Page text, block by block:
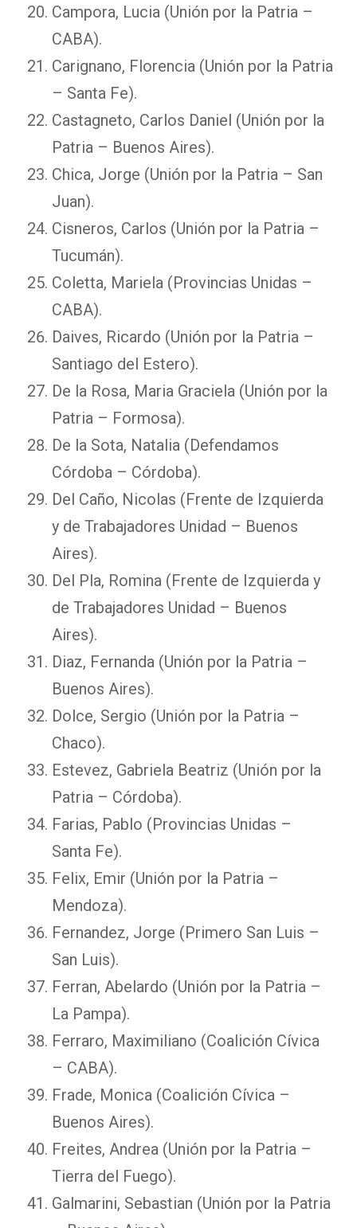
Campora, Lucia (Unión por la Patria –
CABA).
Carignano, Florencia (Unión por la Patria
– Santa Fe).
Castagneto, Carlos Daniel (Unión por la
Patria – Buenos Aires).
Chica, Jorge (Unión por la Patria – San
Juan).
Cisneros, Carlos (Unión por la Patria –
Tucumán).
Coletta, Mariela (Provincias Unidas –
CABA).
Daives, Ricardo (Unión por la Patria –
Santiago del Estero).
De la Rosa, Maria Graciela (Unión por la
Patria – Formosa).
De la Sota, Natalia (Defendamos
Córdoba – Córdoba).
Del Caño, Nicolas (Frente de Izquierda
y de Trabajadores Unidad – Buenos
Aires).
Del Pla, Romina (Frente de Izquierda y
de Trabajadores Unidad – Buenos
Aires).
Diaz, Fernanda (Unión por la Patria –
Buenos Aires).
Dolce, Sergio (Unión por la Patria –
Chaco).
Estevez, Gabriela Beatriz (Unión por la
Patria – Córdoba).
Farias, Pablo (Provincias Unidas –
Santa Fe).
Felix, Emir (Unión por la Patria –
Mendoza).
Fernandez, Jorge (Primero San Luis –
San Luis).
Ferran, Abelardo (Unión por la Patria –
La Pampa).
Ferraro, Maximiliano (Coalición Cívica
– CABA).
Frade, Monica (Coalición Cívica –
Buenos Aires).
Freites, Andrea (Unión por la Patria –
Tierra del Fuego).
Galmarini, Sebastian (Unión por la Patria